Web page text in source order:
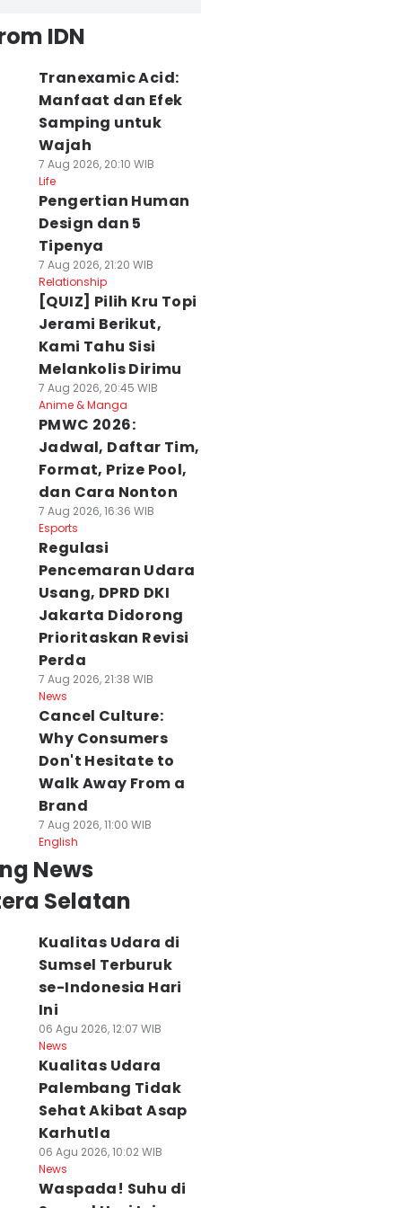
IDN
Tranexamic Acid:
Manfaat dan Efek
Samping untuk
Wajah
7 Aug 2026, 20:10 WIB
Life
Pengertian Human
Design dan 5
Tipenya
7 Aug 2026, 21:20 WIB
Relationship
[QUIZ] Pilih Kru Topi
Jerami Berikut,
Kami Tahu Sisi
Melankolis Dirimu
7 Aug 2026, 20:45 WIB
Anime & Manga
PMWC 2026:
Jadwal, Daftar Tim,
Format, Prize Pool,
dan Cara Nonton
7 Aug 2026, 16:36 WIB
Esports
Regulasi
Pencemaran Udara
Usang, DPRD DKI
Jakarta Didorong
Prioritaskan Revisi
Perda
7 Aug 2026, 21:38 WIB
News
Cancel Culture:
Why Consumers
Don't Hesitate to
Walk Away From a
Brand
7 Aug 2026, 11:00 WIB
English
News
Selatan
Kualitas Udara di
Sumsel Terburuk
se-Indonesia Hari
Ini
06 Agu 2026, 12:07 WIB
News
Kualitas Udara
Palembang Tidak
Sehat Akibat Asap
Karhutla
06 Agu 2026, 10:02 WIB
News
Waspada! Suhu di